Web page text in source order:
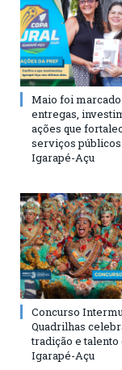
Maio foi
entregas,
ações que
serviços
Igarapé-Açu
Concurso
Quadrilhas
tradição e talento
Igarapé-Açu